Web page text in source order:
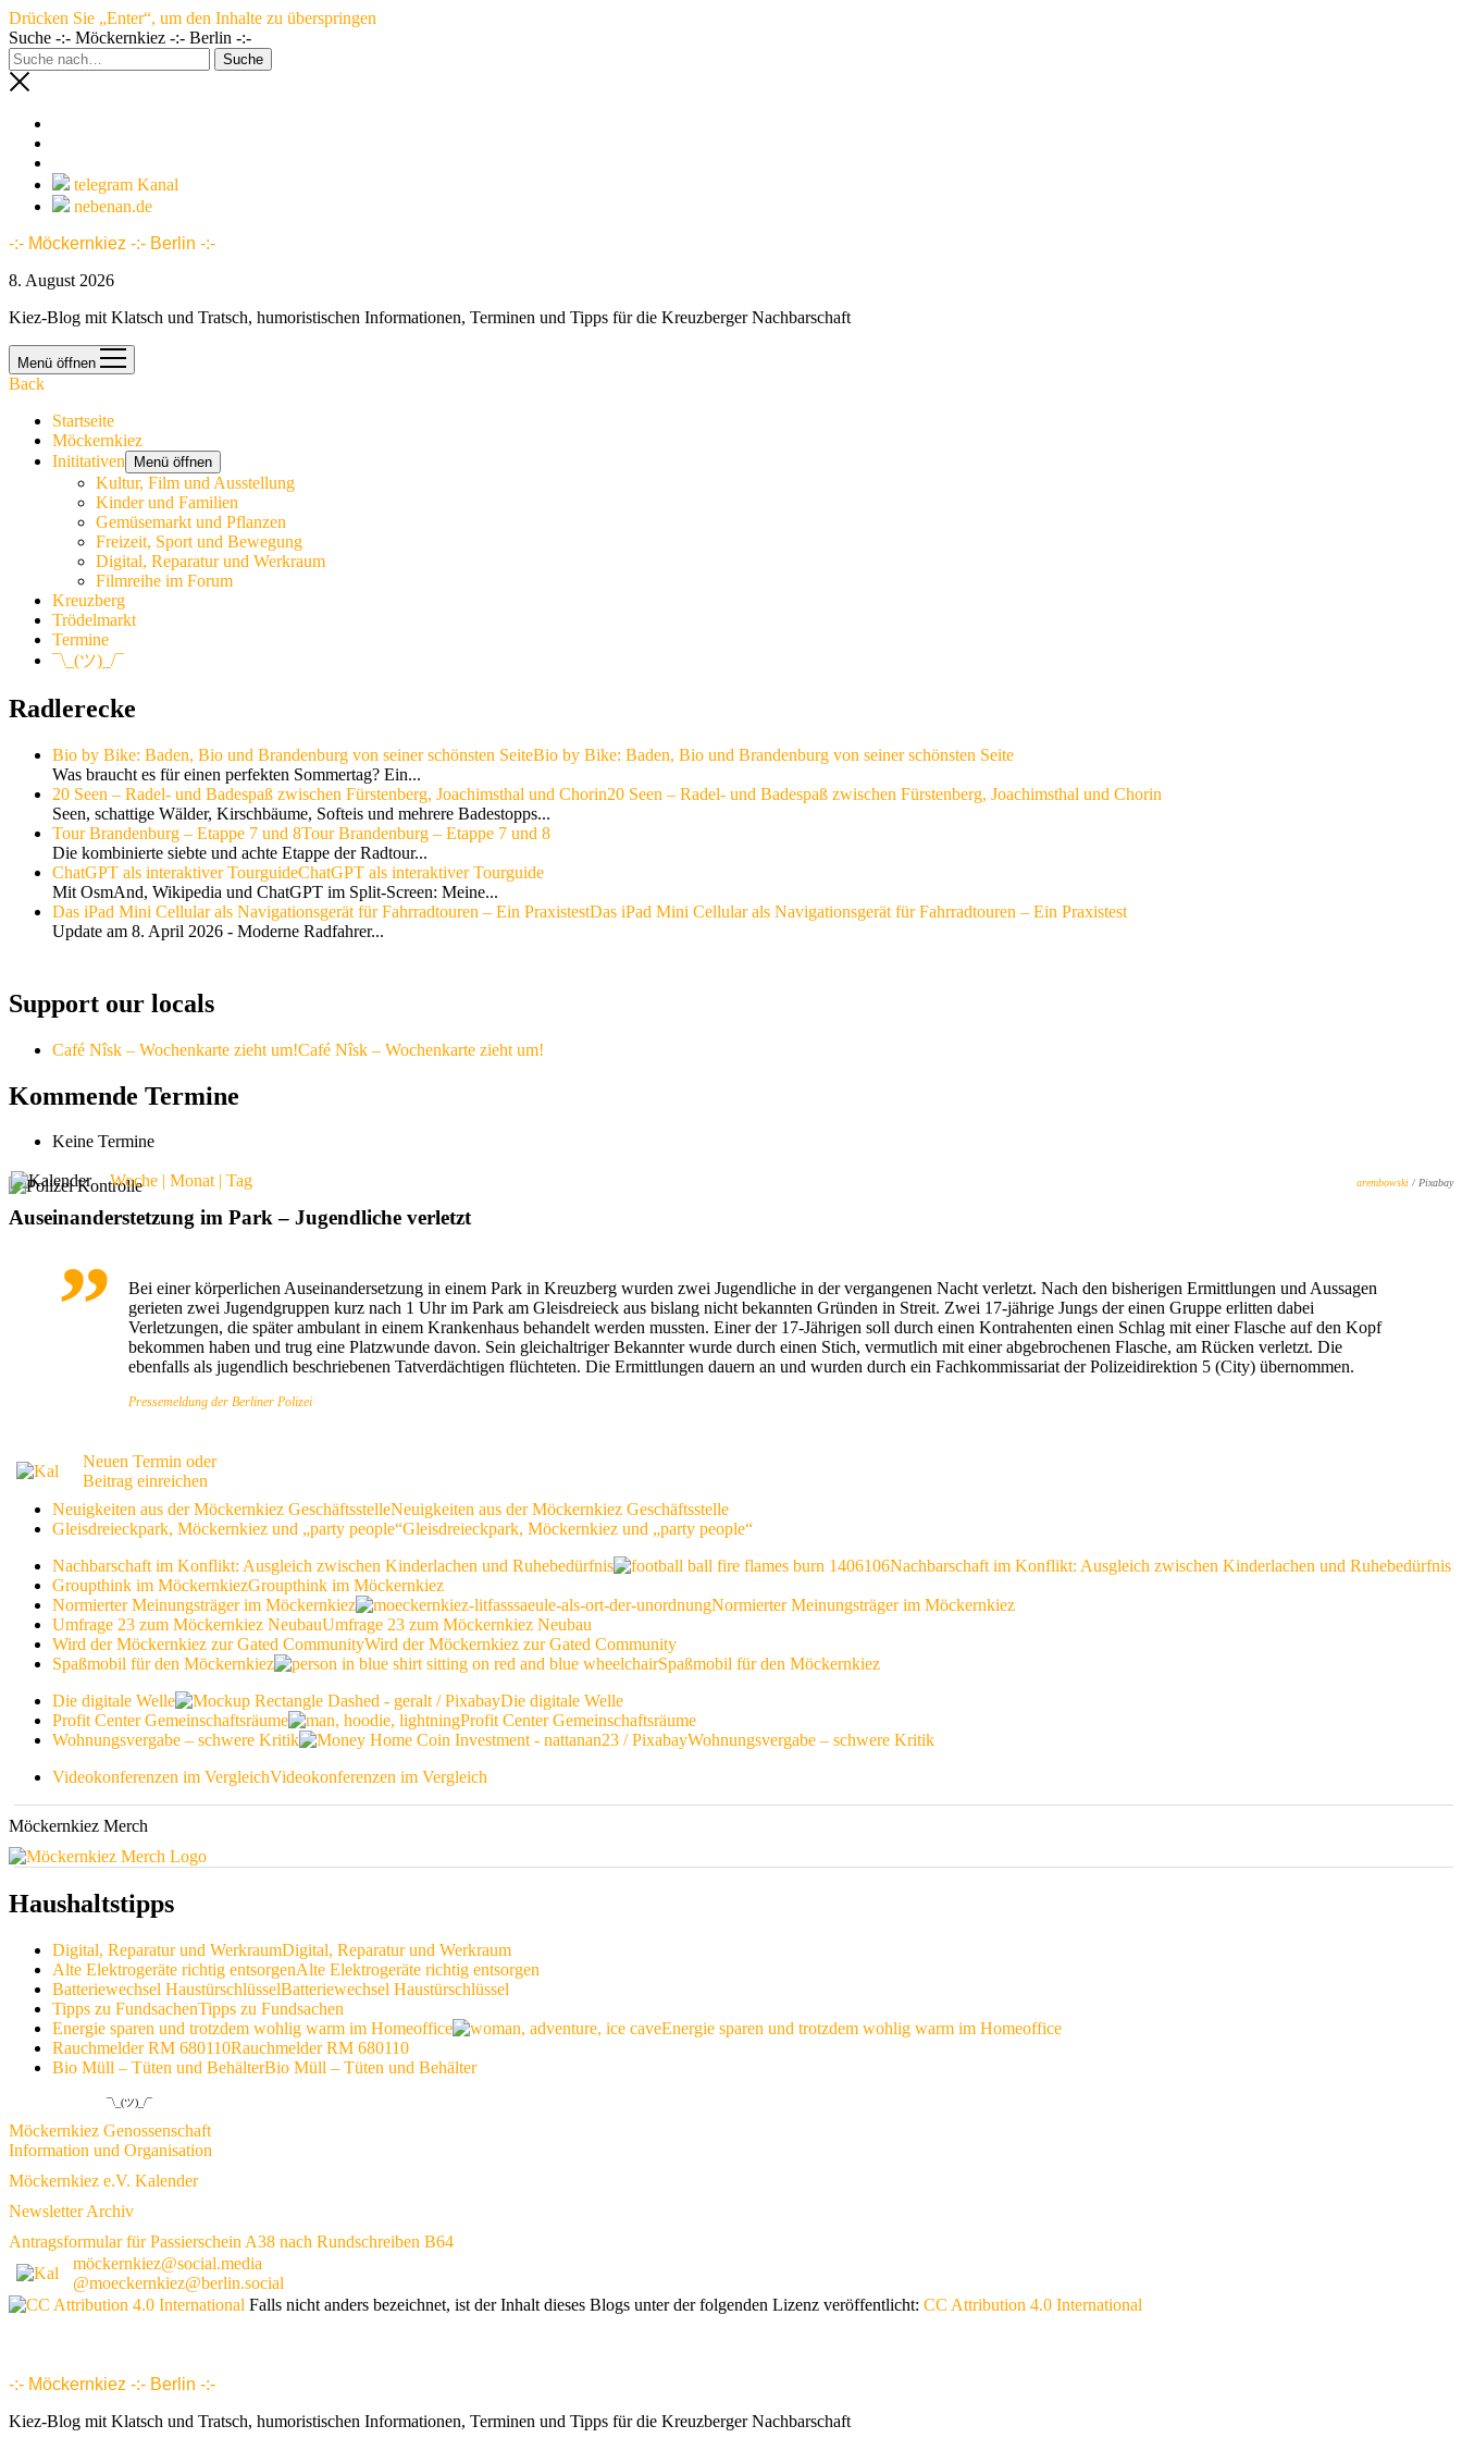
Drücken Sie „Enter“, um den Inhalte zu überspringen
Suche -:- Möckernkiez -:- Berlin -:-
telegram Kanal
nebenan.de
-:- Möckernkiez -:- Berlin -:-
8. August 2026
Kiez-Blog mit Klatsch und Tratsch, humoristischen Informationen, Terminen und Tipps für die Kreuzberger Nachbarschaft
Menü öffnen
Back
Startseite
Möckernkiez
Inititativen
Menü öffnen
Kultur, Film und Ausstellung
Kinder und Familien
Gemüsemarkt und Pflanzen
Freizeit, Sport und Bewegung
Digital, Reparatur und Werkraum
Filmreihe im Forum
Kreuzberg
Trödelmarkt
Termine
¯\_(ツ)_/¯
Radlerecke
Bio by Bike: Baden, Bio und Brandenburg von seiner schönsten SeiteBio by Bike: Baden, Bio und Brandenburg von seiner schönsten Seite
Was braucht es für einen perfekten Sommertag? Ein...
20 Seen – Radel- und Badespaß zwischen Fürstenberg, Joachimsthal und Chorin20 Seen – Radel- und Badespaß zwischen Fürstenberg, Joachimsthal und Chorin
Seen, schattige Wälder, Kirschbäume, Softeis und mehrere Badestopps...
Tour Brandenburg – Etappe 7 und 8Tour Brandenburg – Etappe 7 und 8
Die kombinierte siebte und achte Etappe der Radtour...
ChatGPT als interaktiver TourguideChatGPT als interaktiver Tourguide
Mit OsmAnd, Wikipedia und ChatGPT im Split-Screen: Meine...
Das iPad Mini Cellular als Navigationsgerät für Fahrradtouren – Ein PraxistestDas iPad Mini Cellular als Navigationsgerät für Fahrradtouren – Ein Praxistest
Update am 8. April 2026 - Moderne Radfahrer...
Support our locals
Café Nîsk – Wochenkarte zieht um!Café Nîsk – Wochenkarte zieht um!
Kommende Termine
Keine Termine
Woche | Monat | Tag arembowski/ Pixabay
Auseinanderstetzung im Park – Jugendliche verletzt
Bei einer körperlichen Auseinandersetzung in einem Park in Kreuzberg wurden zwei Jugendliche in der vergangenen Nacht verletzt. Nach den bisherigen Ermittlungen und Aussagen
gerieten zwei Jugendgruppen kurz nach 1 Uhr im Park am Gleisdreieck aus bislang nicht bekannten Gründen in Streit. Zwei 17-jährige Jungs der einen Gruppe erlitten dabei
Verletzungen, die später ambulant in einem Krankenhaus behandelt werden mussten. Einer der 17-Jährigen soll durch einen Kontrahenten einen Schlag mit einer Flasche auf den Kopf
bekommen haben und trug eine Platzwunde davon. Sein gleichaltriger Bekannter wurde durch einen Stich, vermutlich mit einer abgebrochenen Flasche, am Rücken verletzt. Die
ebenfalls als jugendlich beschriebenen Tatverdächtigen flüchteten. Die Ermittlungen dauern an und wurden durch ein Fachkommissariat der Polizeidirektion 5 (City) übernommen.
Pressemeldung der Berliner Polizei
Neuen Termin oder
Beitrag einreichen
Neuigkeiten aus der Möckernkiez GeschäftsstelleNeuigkeiten aus der Möckernkiez Geschäftsstelle
Gleisdreieckpark, Möckernkiez und „party people“Gleisdreieckpark, Möckernkiez und „party people“
Nachbarschaft im Konflikt: Ausgleich zwischen Kinderlachen und Ruhebedürfnis
Nachbarschaft im Konflikt: Ausgleich zwischen Kinderlachen und Ruhebedürfnis
Groupthink im MöckernkiezGroupthink im Möckernkiez
Normierter Meinungsträger im Möckernkiez
Normierter Meinungsträger im Möckernkiez
Umfrage 23 zum Möckernkiez NeubauUmfrage 23 zum Möckernkiez Neubau
Wird der Möckernkiez zur Gated CommunityWird der Möckernkiez zur Gated Community
Spaßmobil für den Möckernkiez
Spaßmobil für den Möckernkiez
Die digitale Welle
Die digitale Welle
Profit Center Gemeinschaftsräume
Profit Center Gemeinschaftsräume
Wohnungsvergabe – schwere Kritik
Wohnungsvergabe – schwere Kritik
Videokonferenzen im VergleichVideokonferenzen im Vergleich
Möckernkiez Merch
Haushaltstipps
Digital, Reparatur und WerkraumDigital, Reparatur und Werkraum
Alte Elektrogeräte richtig entsorgenAlte Elektrogeräte richtig entsorgen
Batteriewechsel HaustürschlüsselBatteriewechsel Haustürschlüssel
Tipps zu FundsachenTipps zu Fundsachen
Energie sparen und trotzdem wohlig warm im Homeoffice
Energie sparen und trotzdem wohlig warm im Homeoffice
Rauchmelder RM 680110Rauchmelder RM 680110
Bio Müll – Tüten und BehälterBio Müll – Tüten und Behälter
¯\_(ツ)_/¯
Möckernkiez Genossenschaft
Information und Organisation
Möckernkiez e.V. Kalender
Newsletter Archiv
Antragsformular für Passierschein A38 nach Rundschreiben B64
möckernkiez@social.media
@moeckernkiez@berlin.social
Falls nicht anders bezeichnet, ist der Inhalt dieses Blogs unter der folgenden Lizenz veröffentlicht: CC Attribution 4.0 International
-:- Möckernkiez -:- Berlin -:-
Kiez-Blog mit Klatsch und Tratsch, humoristischen Informationen, Terminen und Tipps für die Kreuzberger Nachbarschaft